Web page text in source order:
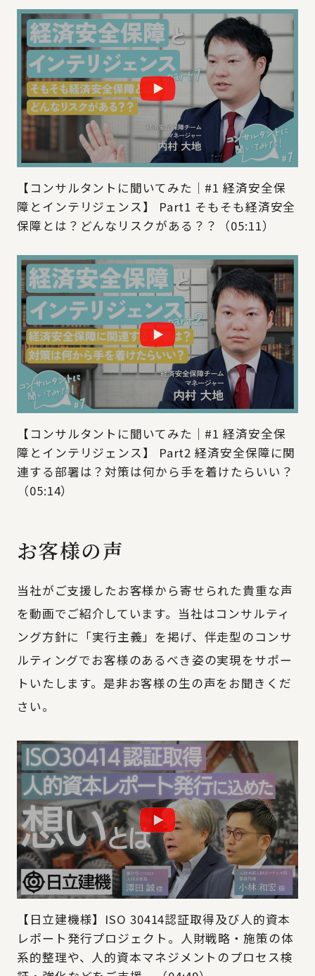
【コンサルタントに聞いてみた｜#1 経済安全保
障とインテリジェンス】 Part1 そもそも経済安全
保障とは？どんなリスクがある？？（05:11）
【コンサルタントに聞いてみた｜#1 経済安全保
障とインテリジェンス】 Part2 経済安全保障に関
連する部署は？対策は何から手を着けたらいい？
（05:14）
お客様の声
当社がご支援したお客様から寄せられた貴重な声
を動画でご紹介しています。当社はコンサルティ
ング方針に「実行主義」を掲げ、伴走型のコンサ
ルティングでお客様のあるべき姿の実現をサポー
トいたします。是非お客様の生の声をお聞きくだ
さい。
【日立建機様】ISO 30414認証取得及び人的資本
レポート発行プロジェクト。人財戦略・施策の体
系的整理や、人的資本マネジメントのプロセス検